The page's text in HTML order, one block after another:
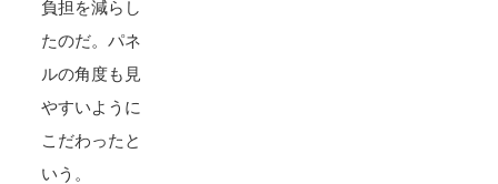
負担を減らし
たのだ。パネ
ルの角度も見
やすいように
こだわったと
いう。